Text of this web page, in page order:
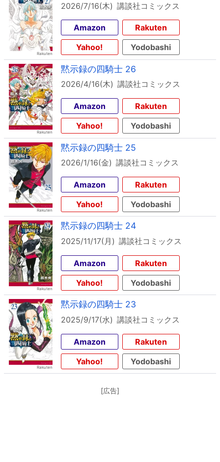
2026/7/16(木) 講談社コミックス
Amazon
Rakuten
Yahoo!
Yodobashi
黙示録の四騎士 26
2026/4/16(木) 講談社コミックス
Amazon
Rakuten
Yahoo!
Yodobashi
黙示録の四騎士 25
2026/1/16(金) 講談社コミックス
Amazon
Rakuten
Yahoo!
Yodobashi
黙示録の四騎士 24
2025/11/17(月) 講談社コミックス
Amazon
Rakuten
Yahoo!
Yodobashi
黙示録の四騎士 23
2025/9/17(水) 講談社コミックス
Amazon
Rakuten
Yahoo!
Yodobashi
[広告]